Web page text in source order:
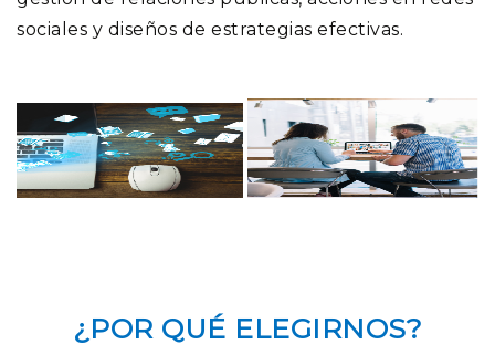
sociales y diseños de estrategias efectivas.
¿POR QUÉ ELEGIRNOS?